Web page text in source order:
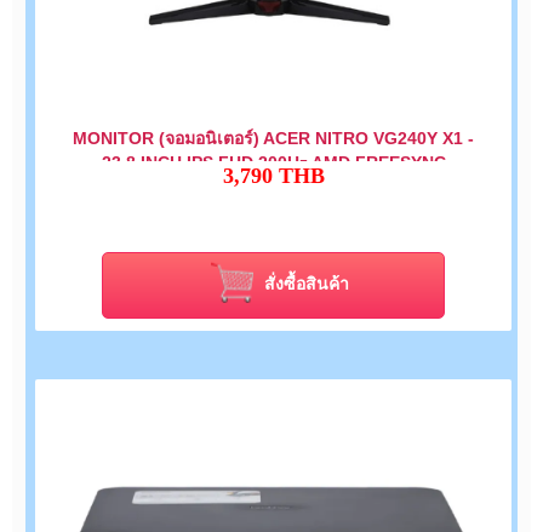
MONITOR (จอมอนิเตอร์) ACER NITRO VG240Y X1 -
23.8 INCH IPS FHD 200Hz AMD FREESYNC
PREMIUM
3,790 THB
สั่งซื้อสินค้า